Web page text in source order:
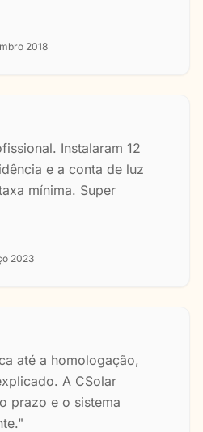
2018
Instalaram 12
e a conta de luz
mínima. Super
2023
até a homologação,
A CSolar
prazo e o sistema